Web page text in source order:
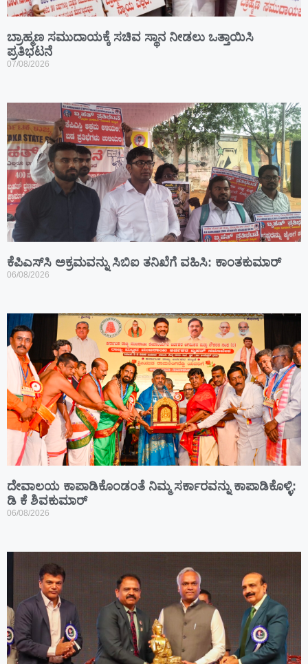
ಬ್ರಾಹ್ಮಣ ಸಮುದಾಯಕ್ಕೆ ಸಚಿವ ಸ್ಥಾನ ನೀಡಲು ಒತ್ತಾಯಿಸಿ
ಪ್ರತಿಭಟನೆ
07/08/2026
ಕೆಪಿಎಸ್‍ಸಿ ಅಕ್ರಮವನ್ನು ಸಿಬಿಐ ತನಿಖೆಗೆ ವಹಿಸಿ: ಕಾಂತಕುಮಾರ್
06/08/2026
ದೇವಾಲಯ ಕಾಪಾಡಿಕೊಂಡಂತೆ ನಿಮ್ಮ ಸರ್ಕಾರವನ್ನು ಕಾಪಾಡಿಕೊಳ್ಳಿ:
ಡಿ ಕೆ ಶಿವಕುಮಾರ್
06/08/2026